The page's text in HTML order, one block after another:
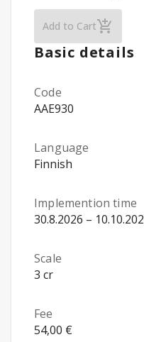
Add to CartPMAY1A
Basic details
Code
AAE930
Language
Finnish
Implemention time
30.8.2026 –
Scale
3 cr
Fee
54,00 €